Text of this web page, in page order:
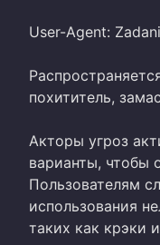
User-Agent:
похититель,
Акторы угроз
варианты, чтобы
Пользователям
использования
таких как крэки